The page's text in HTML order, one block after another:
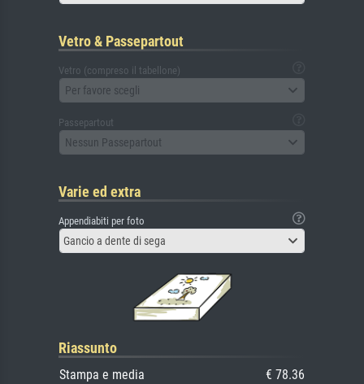
Vetro & Passepartout
Vetro (compreso il tabellone)
Per favore scegli
Passepartout
Nessun Passepartout
Varie ed extra
Appendiabiti per foto
Gancio a dente di sega
Riassunto
Stampa e media
€ 78.36